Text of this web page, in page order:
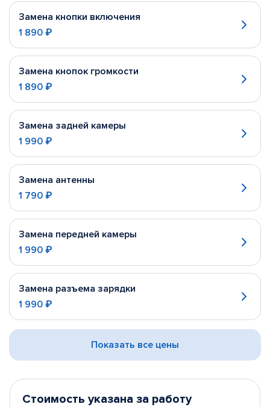
Замена кнопки включения
1 890 ₽
Замена кнопок громкости
1 890 ₽
Замена задней камеры
1 990 ₽
Замена антенны
1 790 ₽
Замена передней камеры
1 990 ₽
Замена разъема зарядки
1 990 ₽
Показать все цены
Стоимость указана за работу